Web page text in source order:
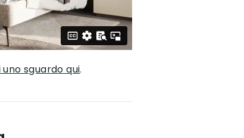
uno sguardo qui.